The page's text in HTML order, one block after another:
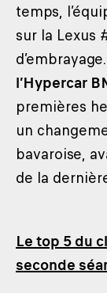
temps,
sur la Lexus
l’Hypercar
premières
un
bavaroise,
de la
Le top 5 du
seconde